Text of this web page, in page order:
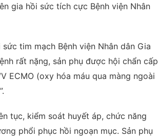
gia hồi sức tích cực Bệnh viện Nhân
tim mạch Bệnh viện Nhân dân Gia
rất nặng, sản phụ được hội chẩn cấp
ECMO (oxy hóa máu qua màng ngoài
tục, kiểm soát huyết áp, chức năng
phổi phục hồi ngoạn mục. Sản phụ